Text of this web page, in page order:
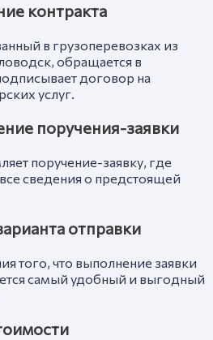
контракта
в грузоперевозках из
обращается в
договор на
услуг.
поручения-заявки
поручение-заявку, где
сведения о предстоящей
отправки
того, что выполнение заявки
самый удобный и выгодный